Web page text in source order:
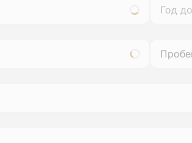
Год до